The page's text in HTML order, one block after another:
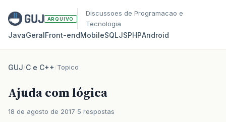
ARQUIVO
Discussoes de Programacao e
Tecnologia
JavaGeralFront‑endMobileSQLJSPHPAndroid
GUJ/C e C++/Topico
Ajuda com lógica
18 de agosto de 2017 5 respostas